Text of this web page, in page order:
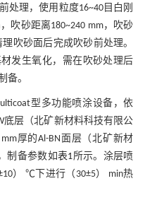
处理，使用粒度16~40目白刚
吹砂距离180~240 mm，吹砂
吹砂面后完成吹砂前处理。
发生氧化，需在吹砂处理后
备。
型多功能喷涂设备，依
底层（北矿新材料科技有限公
mm厚的Al-BN面层（北矿新材
制备参数如表1所示。涂层喷
） ℃下进行（30±5） min热